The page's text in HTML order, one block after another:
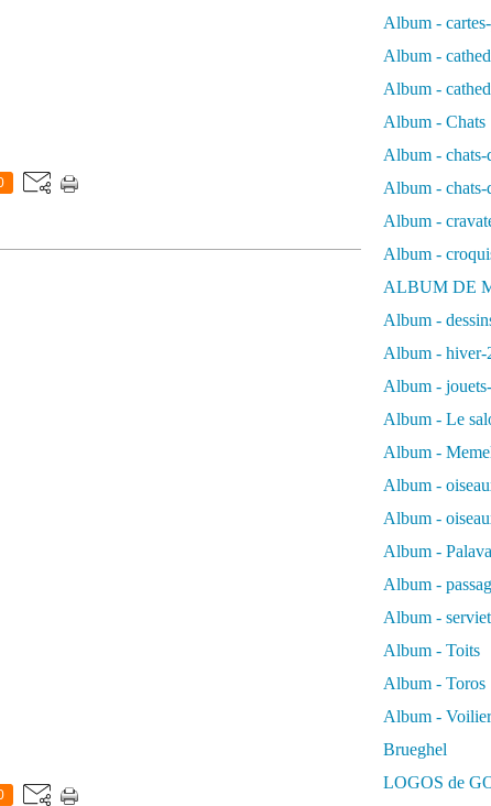
Album -
Album -
Album -
Album - Chats
Album - chats-
Album -
Album -
Album -
ALBUM DE
Album -
Album - hiver-
Album -
Album - Le
Album -
Album -
Album -
Album -
Album -
Album -
Album - Toits
Album - Toros
Album -
Brueghel
LOGOS de